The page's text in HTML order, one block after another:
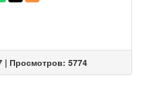
| Просмотров: 5774